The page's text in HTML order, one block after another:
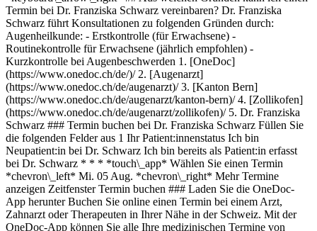
Termin bei Dr. Franziska Schwarz vereinbaren? Dr. Franziska
Schwarz führt Konsultationen zu folgenden Gründen durch:
Augenheilkunde: - Erstkontrolle (für Erwachsene) -
Routinekontrolle für Erwachsene (jährlich empfohlen) -
Kurzkontrolle bei Augenbeschwerden 1. [OneDoc](https://www.onedoc.ch/de/)/ 2. [Augenarzt](https://www.onedoc.ch/de/augenarzt)/ 3. [Kanton Bern](https://www.onedoc.ch/de/augenarzt/kanton-bern)/ 4. [Zollikofen](https://www.onedoc.ch/de/augenarzt/zollikofen)/ 5. Dr. Franziska Schwarz ### Termin buchen bei Dr. Franziska Schwarz Füllen Sie die folgenden Felder aus 1 Ihr Patient:innenstatus Ich bin Neupatient:in bei Dr. Schwarz Ich bin bereits als Patient:in erfasst bei Dr. Schwarz * * * *touch\_app* Wählen Sie einen Termin *chevron\_left* Mi. 05 Aug. *chevron\_right* Mehr Termine anzeigen Zeitfenster Termin buchen ### Laden Sie die OneDoc-App herunter Buchen Sie online einen Termin bei einem Arzt, Zahnarzt oder Therapeuten in Ihrer Nähe in der Schweiz. Mit der OneDoc-App können Sie alle Ihre medizinischen Termine von Ihrem Handy aus verwalten, jederzeit und überall. ![QR-Code, der zum Apple App Store oder Google Play leitet, um die OneDoc Patienten-App zu laden](https://www.onedoc.ch/assets/images/download-app-qr.jpeg) Scannen Sie den QR-Code, um die App herunterzuladen [![Laden Sie unsere App im App Store herunter!](https://www.onedoc.ch/assets/images/app-store-badge-de.svg)](https://apps.apple.com/ch/app/onedoc/id1592376413?l=fr)[![Laden Sie unsere App im Google Play Store herunter!](https://www.onedoc.ch/assets/images/google-play-badge-de.png)](https://play.google.com/store/apps/details?id=ch.onedoc.patient&hl=fr-CH) *keyboard\_arrow\_right* ## Verwandte Fachgebiete [Augenarzt in Bern](https://www.onedoc.ch/de/augenarzt/bern)[Augenarzt in Freiburg](https://www.onedoc.ch/de/augenarzt/freiburg)[Augenarzt in Solothurn](https://www.onedoc.ch/de/augenarzt/solothurn)[Augenarzt in Urtenen-Schönbühl](https://www.onedoc.ch/de/augenarzt/urtenen-schonbuhl)[Augenarzt in Biel](https://www.onedoc.ch/de/augenarzt/biel)[Augenarzt in Thun](https://www.onedoc.ch/de/augenarzt/thun)[Augenarzt in Langenthal](https://www.onedoc.ch/de/augenarzt/langenthal)[Augenarzt in Zofingen](https://www.onedoc.ch/de/augenarzt/zofingen)[Augenarzt in Willisau](https://www.onedoc.ch/de/augenarzt/willisau)[Augenarzt in Interlaken](https://www.onedoc.ch/de/augenarzt/interlaken)[Augenarzt in Zollikofen](https://www.onedoc.ch/de/augenarzt/zollikofen)[Augenarzt in Givisiez](https://www.onedoc.ch/de/augenarzt/givisiez)[Augenarzt in Neuenburg](https://www.onedoc.ch/de/augenarzt/neuenburg)[Augenarzt in Grenchen SO](https://www.onedoc.ch/de/augenarzt/grenchen?state=SO)[Augenarzt in Köniz](https://www.onedoc.ch/de/augenarzt/koniz)[Augenarzt in Burgdorf](https://www.onedoc.ch/de/augenarzt/burgdorf)[Augenarzt in Gümligen](https://www.onedoc.ch/de/augenarzt/gumligen)[Augenarzt in Frutigen](https://www.onedoc.ch/de/augenarzt/frutigen)[Augenarzt in Moutier](https://www.onedoc.ch/de/augenarzt/moutier)[Augenarzt in Estavayer](https://www.onedoc.ch/de/augenarzt/estavayer)[Augenarzt in Münsingen](https://www.onedoc.ch/de/augenarzt/munsingen) *keyboard\_arrow\_right* ## Verwandte Expertisen [Altersbedingte Makuladegeneration | AMD in Bern](https://www.onedoc.ch/de/altersbedingte-makuladegeneration-amd/bern)[Altersbedingte Makuladegeneration | AMD in Solothurn](https://www.onedoc.ch/de/altersbedingte-makuladegeneration-amd/solothurn)[Altersbedingte Makuladegeneration | AMD in Urtenen-Schönbühl](https://www.onedoc.ch/de/altersbedingte-makuladegeneration-amd/urtenen-schonbuhl)[Altersbedingte Makuladegeneration | AMD in Zofingen](https://www.onedoc.ch/de/altersbedingte-makuladegeneration-amd/zofingen)[Altersbedingte Makuladegeneration | AMD in Langenthal](https://www.onedoc.ch/de/altersbedingte-makuladegeneration-amd/langenthal)[Altersbedingte Makuladegeneration | AMD in Grenchen SO](https://www.onedoc.ch/de/altersbedingte-makuladegeneration-amd/grenchen?state=SO)[Altersbedingte Makuladegeneration | AMD in Givisiez](https://www.onedoc.ch/de/altersbedingte-makuladegeneration-amd/givisiez)[Altersbedingte Makuladegeneration | AMD in Wolhusen](https://www.onedoc.ch/de/altersbedingte-makuladegeneration-amd/wolhusen)[Altersbedingte Makuladegeneration | AMD in Zollikofen](https://www.onedoc.ch/de/altersbedingte-makuladegeneration-amd/zollikofen)[Altersbedingte Makuladegeneration | AMD in Interlaken](https://www.onedoc.ch/de/altersbedingte-makuladegeneration-amd/interlaken)[Altersbedingte Makuladegeneration | AMD in Frutigen](https://www.onedoc.ch/de/altersbedingte-makuladegeneration-amd/frutigen)[Altersbedingte Makuladegeneration | AMD in Worb](https://www.onedoc.ch/de/altersbedingte-makuladegeneration-amd/worb)[Altersbedingte Makuladegeneration | AMD in Estavayer](https://www.onedoc.ch/de/altersbedingte-makuladegeneration-amd/estavayer)[Altersbedingte Makuladegeneration | AMD in Freiburg](https://www.onedoc.ch/de/altersbedingte-makuladegeneration-amd/freiburg)[Altersbedingte Makuladegeneration | AMD in Konolfingen](https://www.onedoc.ch/de/altersbedingte-makuladegeneration-amd/konolfingen)[Glaukom | Grüner Star in Bern](https://www.onedoc.ch/de/glaukom-gruner-star/bern)[Glaukom | Grüner Star in Urtenen-Schönbühl](https://www.onedoc.ch/de/glaukom-gruner-star/urtenen-schonbuhl)[Glaukom | Grüner Star in Solothurn](https://www.onedoc.ch/de/glaukom-gruner-star/solothurn)[Glaukom | Grüner Star in Zofingen](https://www.onedoc.ch/de/glaukom-gruner-star/zofingen)[Glaukom | Grüner Star in Langenthal](https://www.onedoc.ch/de/glaukom-gruner-star/langenthal)[Glaukom | Grüner Star in Givisiez](https://www.onedoc.ch/de/glaukom-gruner-star/givisiez) *keyboard\_arrow\_right* ## Beliebte Suchbegriffe [Hausarzt (Allgemeinmedizin) in Bern](https://www.onedoc.ch/de/hausarzt-allgemeinmedizin/bern)[Gynäkologe (Frauenarzt und Geburtshelfer) in Bern](https://www.onedoc.ch/de/gynakologe-frauenarzt-und-geburtshelfer/bern)[Physiotherapeut in Bern](https://www.onedoc.ch/de/physiotherapeut/bern)[Augenarzt in Bern](https://www.onedoc.ch/de/augenarzt/bern)[Facharzt für Allgemeine Innere Medizin in Bern](https://www.onedoc.ch/de/facharzt-fur-allgemeine-innere-medizin/bern)[Osteopath in Freiburg](https://www.onedoc.ch/de/osteopath/freiburg)[Hausarzt (Allgemeinmedizin) in Neuenburg](https://www.onedoc.ch/de/hausarzt-allgemeinmedizin/neuenburg)[Orthopädischer Chirurg in Bern](https://www.onedoc.ch/de/orthopadischer-chirurg/bern)[Medizinischer Masseur (Massage) in Bern](https://www.onedoc.ch/de/medizinischer-masseur-massage/bern)[Masseur (klassische Massage) in Freiburg](https://www.onedoc.ch/de/masseur-klassische-massage/freiburg)[Zahnarzt in Bern](https://www.onedoc.ch/de/zahnarzt/bern)[Physiotherapeut in Thun](https://www.onedoc.ch/de/physiotherapeut/thun)[Dentalhygieniker in Bern](https://www.onedoc.ch/de/dentalhygieniker/bern)[Physiotherapeut in Freiburg](https://www.onedoc.ch/de/physiotherapeut/freiburg)[Hausarzt (Allgemeinmedizin) in Freiburg](https://www.onedoc.ch/de/hausarzt-allgemeinmedizin/freiburg)[Reflexologietherapeut in Freiburg](https://www.onedoc.ch/de/reflexologietherapeut/freiburg)[Masseur (klassische Massage) in Bern](https://www.onedoc.ch/de/masseur-klassische-massage/bern)[WAM/TEN Naturheilpraktiker in Bern](https://www.onedoc.ch/de/wam-ten-naturheilpraktiker/bern)[Chiropraktor in Bern](https://www.onedoc.ch/de/chiropraktor/bern)[Kinderarzt in Bern](https://www.onedoc.ch/de/kinderarzt/bern)[Masseur (klassische Massage) in Neuenburg](https://www.onedoc.ch/de/masseur-klassische-massage/neuenburg) *keyboard\_arrow\_right* ## Finden Sie einen Arzt oder Therapeuten [Ärzte- und Therapeutenverzeichnis](https://www.onedoc.ch/de/verzeichnis) [A](https://www.onedoc.ch/de/verzeichnis/A) [B](https://www.onedoc.ch/de/verzeichnis/B) [C](https://www.onedoc.ch/de/verzeichnis/C) [D](https://www.onedoc.ch/de/verzeichnis/D) [E](https://www.onedoc.ch/de/verzeichnis/E) [F](https://www.onedoc.ch/de/verzeichnis/F) [G](https://www.onedoc.ch/de/verzeichnis/G) [H](https://www.onedoc.ch/de/verzeichnis/H) [I](https://www.onedoc.ch/de/verzeichnis/I) [J](https://www.onedoc.ch/de/verzeichnis/J) [K](https://www.onedoc.ch/de/verzeichnis/K) [L](https://www.onedoc.ch/de/verzeichnis/L) [M](https://www.onedoc.ch/de/verzeichnis/M) [N](https://www.onedoc.ch/de/verzeichnis/N) [O](https://www.onedoc.ch/de/verzeichnis/O) [P](https://www.onedoc.ch/de/verzeichnis/P) [Q](https://www.onedoc.ch/de/verzeichnis/Q) [R](https://www.onedoc.ch/de/verzeichnis/R) [S](https://www.onedoc.ch/de/verzeichnis/S) [T](https://www.onedoc.ch/de/verzeichnis/T) [U](https://www.onedoc.ch/de/verzeichnis/U) [V](https://www.onedoc.ch/de/verzeichnis/V) [W](https://www.onedoc.ch/de/verzeichnis/W) [X](https://www.onedoc.ch/de/verzeichnis/X) [Y](https://www.onedoc.ch/de/verzeichnis/Y) [Z](https://www.onedoc.ch/de/verzeichnis/Z) ## OneDoc [Ich bin Gesundheitsfachperson](https://info.onedoc.ch/de/) [Über uns](https://info.onedoc.ch/de/unsere-mission/) [Presse](https://info.onedoc.ch/de/media/) [Karriere](https://career.onedoc.ch/de) [Datenschutzzentrum](https://privacy.onedoc.ch/de/) [Verwaltung der Cookies](javascript:Didomi.preferences.show%28%29) [Hilfezentrum](https://help.onedoc.ch/de/) ## Sprachen [Deutsch](https://www.onedoc.ch/de/augenarztin/zollikofen/pctwh/dr-franziska-schwarz) [Français](https://www.onedoc.ch/fr/ophtalmologue/zollikofen/pctwh/dr-franziska-schwarz) [Italiano](https://www.onedoc.ch/it/oculista/zollikofen/pctwh/dr-franziska-schwarz) [English](https://www.onedoc.ch/en/ophthalmologist/zollikofen/pctwh/dr-franziska-schwarz) ## Verwandte Fachgebiete [Augenarzt in Bern](https://www.onedoc.ch/de/augenarzt/bern) [Augenarzt in Freiburg](https://www.onedoc.ch/de/augenarzt/freiburg) [Augenarzt in Solothurn](https://www.onedoc.ch/de/augenarzt/solothurn) [Augenarzt in Urtenen-Schönbühl](https://www.onedoc.ch/de/augenarzt/urtenen-schonbuhl) [Augenarzt in Biel](https://www.onedoc.ch/de/augenarzt/biel) [Augenarzt in Thun](https://www.onedoc.ch/de/augenarzt/thun) [Augenarzt in Langenthal](https://www.onedoc.ch/de/augenarzt/langenthal) [Augenarzt in Zofingen](https://www.onedoc.ch/de/augenarzt/zofingen) [Augenar